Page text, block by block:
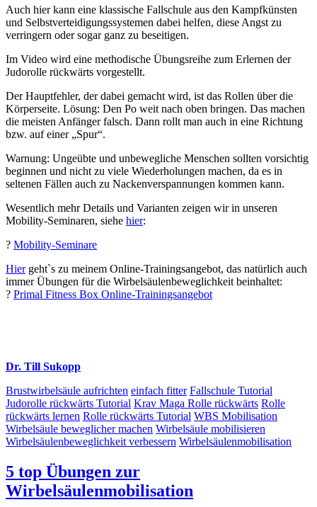
Auch hier kann eine klassische Fallschule aus den Kampfkünsten
und Selbstverteidigungssystemen dabei helfen, diese Angst zu
verringern oder sogar ganz zu beseitigen.
Im Video wird eine methodische Übungsreihe zum Erlernen der
Judorolle rückwärts vorgestellt.
Der Hauptfehler, der dabei gemacht wird, ist das Rollen über die
Körperseite. Lösung: Den Po weit nach oben bringen. Das machen
die meisten Anfänger falsch. Dann rollt man auch in eine Richtung
bzw. auf einer „Spur“.
Warnung: Ungeübte und unbewegliche Menschen sollten vorsichtig
beginnen und nicht zu viele Wiederholungen machen, da es in
seltenen Fällen auch zu Nackenverspannungen kommen kann.
Wesentlich mehr Details und Varianten zeigen wir in unseren
Mobility-Seminaren, siehe hier:
? Mobility-Seminare
Hiergeht`s zu meinem Online-Trainingsangebot, das natürlich auch
immer Übungen für die Wirbelsäulenbeweglichkeit beinhaltet:
? Primal Fitness Box Online-Trainingsangebot
Dr. Till Sukopp
Brustwirbelsäule aufrichten einfach fitter Fallschule Tutorial
Judorolle rückwärts Tutorial Krav Maga Rolle rückwärts Rolle
rückwärts lernen Rolle rückwärts Tutorial WBS Mobilisation
Wirbelsäule beweglicher machen Wirbelsäule mobilisieren
Wirbelsäulenbeweglichkeit verbessern Wirbelsäulenmobilisation
5 top Übungen zur
Wirbelsäulenmobilisation